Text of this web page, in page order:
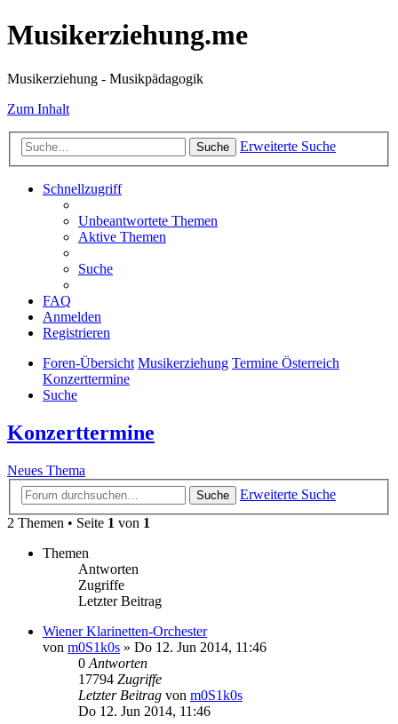
Musikerziehung.me
Musikerziehung - Musikpädagogik
Zum Inhalt
Suche Erweiterte Suche
Schnellzugriff
Unbeantwortete Themen
Aktive Themen
Suche
FAQ
Anmelden
Registrieren
Foren-Übersicht Musikerziehung Termine Österreich
Konzerttermine
Suche
Konzerttermine
Neues Thema
Suche
Erweiterte Suche
2 Themen • Seite 1 von 1
Themen
Antworten
Zugriffe
Letzter Beitrag
Wiener Klarinetten-Orchester
von m0S1k0s » Do 12. Jun 2014, 11:46
0 Antworten
17794 Zugriffe
Letzter Beitrag von m0S1k0s
Do 12. Jun 2014, 11:46